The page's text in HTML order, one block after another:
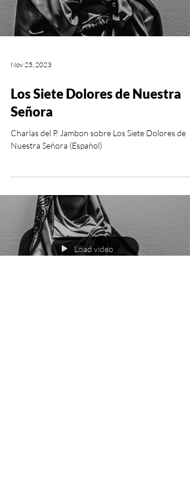
Nov 25, 2023
Los Siete Dolores de Nuestra
Señora
Charlas del P. Jambon sobre Los Siete Dolores de
Nuestra Señora (Español)
Load video